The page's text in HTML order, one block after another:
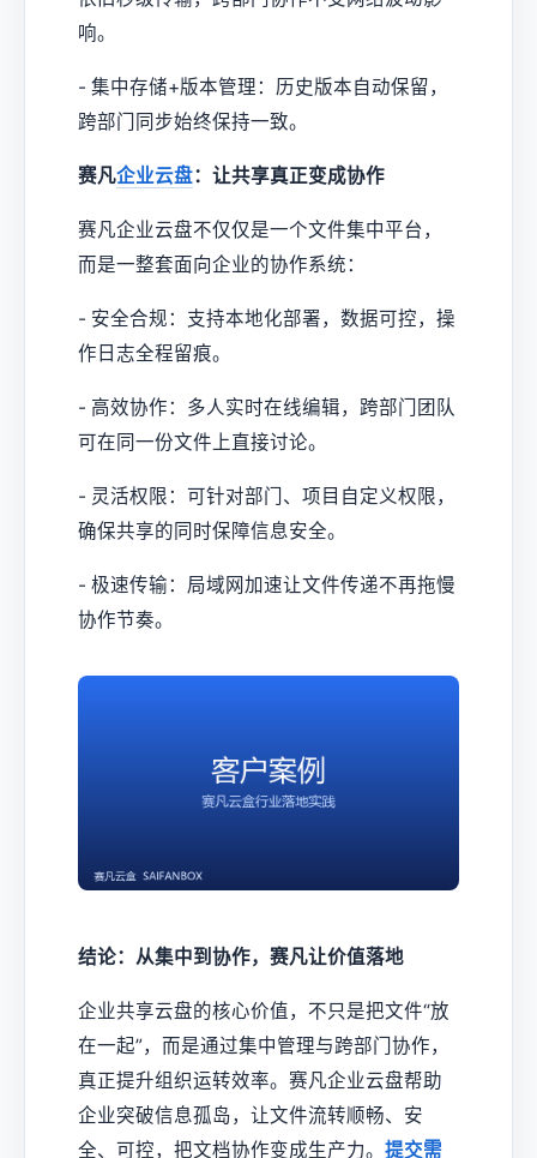
响。
- 集中存储+版本管理：历史版本自动保留，
跨部门同步始终保持一致。
赛凡企业云盘：让共享真正变成协作
赛凡企业云盘不仅仅是一个文件集中平台，
而是一整套面向企业的协作系统：
- 安全合规：支持本地化部署，数据可控，操
作日志全程留痕。
- 高效协作：多人实时在线编辑，跨部门团队
可在同一份文件上直接讨论。
- 灵活权限：可针对部门、项目自定义权限，
确保共享的同时保障信息安全。
- 极速传输：局域网加速让文件传递不再拖慢
协作节奏。
结论：从集中到协作，赛凡让价值落地
企业共享云盘的核心价值，不只是把文件“放
在一起”，而是通过集中管理与跨部门协作，
真正提升组织运转效率。赛凡企业云盘帮助
企业突破信息孤岛，让文件流转顺畅、安
全、可控，把文档协作变成生产力。 提交需